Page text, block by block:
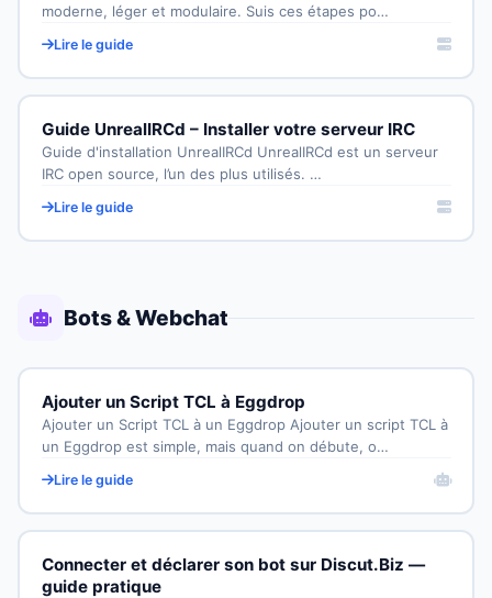
moderne, léger et modulaire. Suis ces étapes po…
Lire le guide
Guide UnrealIRCd – Installer votre serveur IRC
Guide d'installation UnrealIRCd UnrealIRCd est un serveur
IRC open source, l’un des plus utilisés. …
Lire le guide
Bots & Webchat
Ajouter un Script TCL à Eggdrop
Ajouter un Script TCL à un Eggdrop Ajouter un script TCL à
un Eggdrop est simple, mais quand on débute, o…
Lire le guide
Connecter et déclarer son bot sur Discut.Biz —
guide pratique